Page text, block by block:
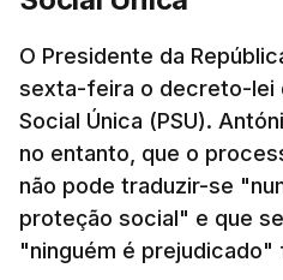
O Presidente da
sexta-feira o decreto-lei
Social Única (PSU).
no entanto, que o
não pode traduzir-se
proteção social" e que
"ninguém é prejudicado"